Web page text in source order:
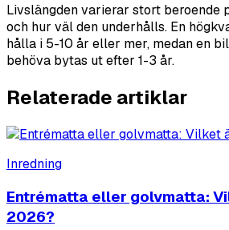
Livslängden varierar stort beroende
och hur väl den underhålls. En
hålla i 5-10 år eller mer, medan en
behöva bytas ut efter 1-3 år.
Relaterade artiklar
Inredning
Entrématta eller golvmatta:
2026?